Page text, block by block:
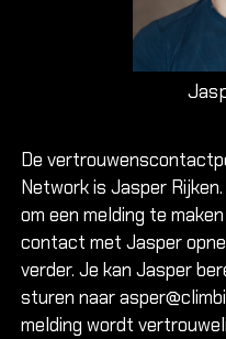
De
Network is Jasper
om een melding te
contact met Jasper
verder. Je kan Jasper
sturen naar
melding wordt